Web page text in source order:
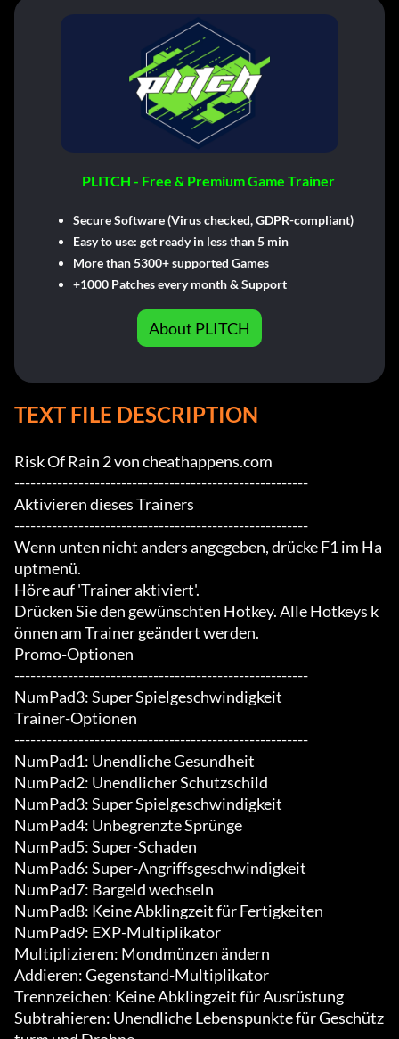
PLITCH - Free & Premium Game Trainer
Secure Software (Virus checked, GDPR-compliant)
Easy to use: get ready in less than 5 min
More than 5300+ supported Games
+1000 Patches every month & Support
About PLITCH
TEXT FILE DESCRIPTION
Risk Of Rain 2 von cheathappens.com
-------------------------------------------------------
Aktivieren dieses Trainers
-------------------------------------------------------
Wenn unten nicht anders angegeben, drücke F1 im Ha
uptmenü.
Höre auf 'Trainer aktiviert'.
Drücken Sie den gewünschten Hotkey. Alle Hotkeys k
önnen am Trainer geändert werden.
Promo-Optionen
-------------------------------------------------------
NumPad3: Super Spielgeschwindigkeit
Trainer-Optionen
-------------------------------------------------------
NumPad1: Unendliche Gesundheit
NumPad2: Unendlicher Schutzschild
NumPad3: Super Spielgeschwindigkeit
NumPad4: Unbegrenzte Sprünge
NumPad5: Super-Schaden
NumPad6: Super-Angriffsgeschwindigkeit
NumPad7: Bargeld wechseln
NumPad8: Keine Abklingzeit für Fertigkeiten
NumPad9: EXP-Multiplikator
Multiplizieren: Mondmünzen ändern
Addieren: Gegenstand-Multiplikator
Trennzeichen: Keine Abklingzeit für Ausrüstung
Subtrahieren: Unendliche Lebenspunkte für Geschütz